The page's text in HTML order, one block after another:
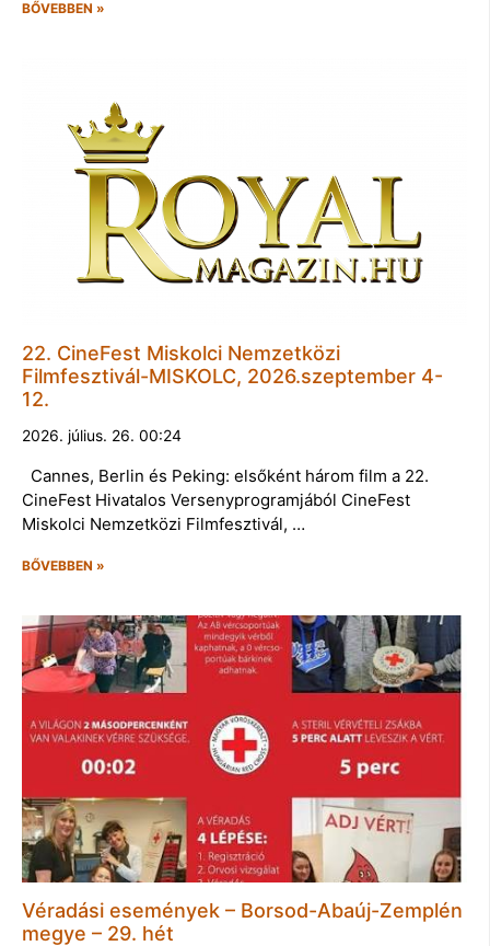
BŐVEBBEN »
22. CineFest Miskolci Nemzetközi
Filmfesztivál-MISKOLC, 2026.szeptember 4-
12.
2026. július. 26. 00:24
Cannes, Berlin és Peking: elsőként három film a 22.
CineFest Hivatalos Versenyprogramjából CineFest
Miskolci Nemzetközi Filmfesztivál, …
BŐVEBBEN »
Véradási események – Borsod-Abaúj-Zemplén
megye – 29. hét